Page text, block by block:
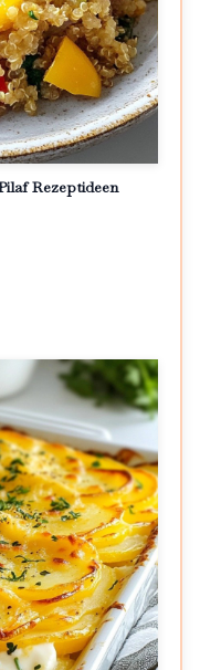
Rezeptideen